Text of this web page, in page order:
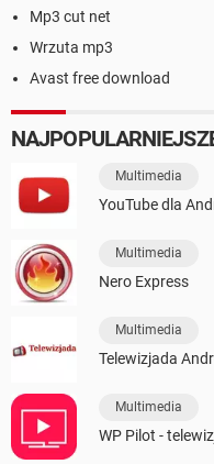
Mp3 cut net
Wrzuta mp3
Avast free download
Multimedia
YouTube dla
Multimedia
Nero Express
Multimedia
Telewizjada
Multimedia
WP Pilot -